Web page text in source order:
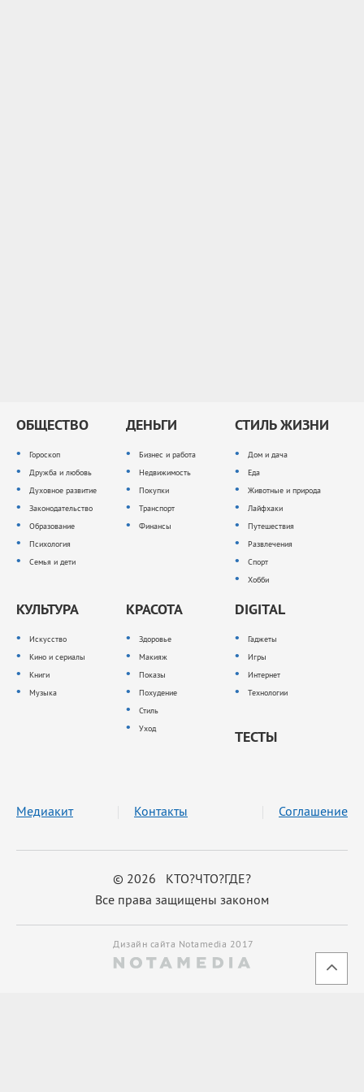
ОБЩЕСТВО
Гороскоп
Дружба и любовь
Духовное развитие
Законодательство
Образование
Психология
Семья и дети
ДЕНЬГИ
Бизнес и работа
Недвижимость
Покупки
Транспорт
Финансы
СТИЛЬ ЖИЗНИ
Дом и дача
Еда
Животные и природа
Лайфхаки
Путешествия
Развлечения
Спорт
Хобби
КУЛЬТУРА
Искусство
Кино и сериалы
Книги
Музыка
КРАСОТА
Здоровье
Макияж
Показы
Похудение
Стиль
Уход
DIGITAL
Гаджеты
Игры
Интернет
Технологии
ТЕСТЫ
© 2026 КТО?ЧТО?ГДЕ?
Все права защищены законом
Медиакит Контакты Соглашение
Дизайн сайта Notamedia 2017